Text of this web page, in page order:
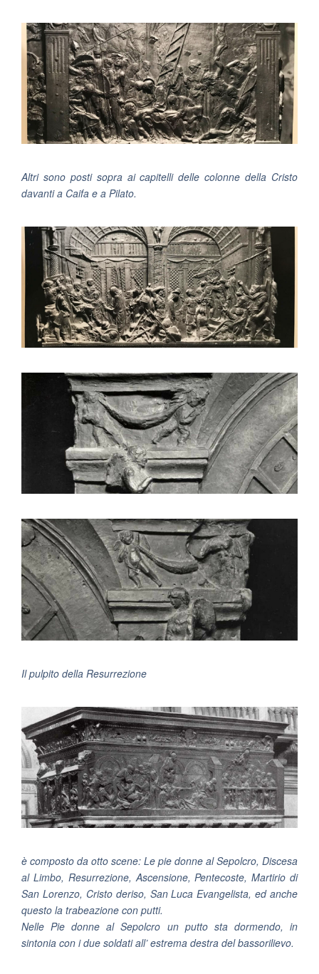
Altri sono posti sopra ai capitelli delle colonne della Cristo
davanti a Caifa e a Pilato.
Il pulpito della Resurrezione
è composto da otto scene: Le pie donne al Sepolcro, Discesa
al Limbo, Resurrezione, Ascensione, Pentecoste, Martirio di
San Lorenzo, Cristo deriso, San Luca Evangelista, ed anche
questo la trabeazione con putti.
Nelle Pie donne al Sepolcro un putto sta dormendo, in
sintonia con i due soldati all’ estrema destra del bassorilievo.